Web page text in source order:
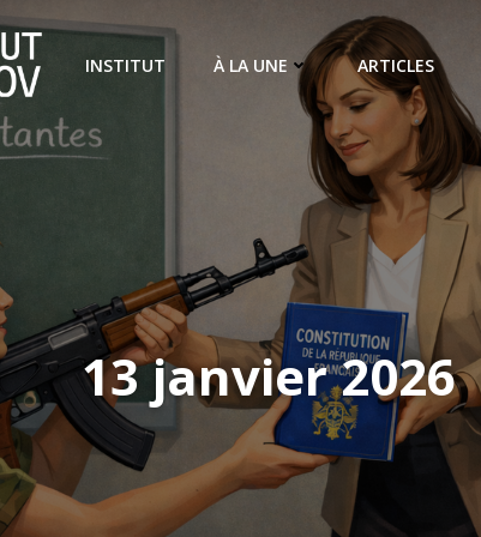
INSTITUT À LA UNE ARTICLES
13 janvier 2026